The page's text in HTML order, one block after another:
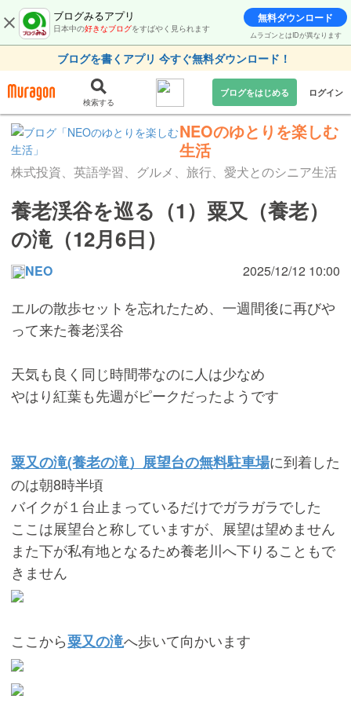
ブログみるアプリ
日本中の好きなブログをすばやく見られます
無料ダウンロード
ムラゴンとはIDが異なります
ブログを書くアプリ 今すぐ無料ダウンロード！
検索する
ブログをはじめる ログイン
NEOのゆとりを楽しむ
生活
株式投資、英語学習、グルメ、旅行、愛犬とのシニア生活
養老渓谷を巡る（1）粟又（養老）
の滝（12月6日）
NEO 2025/12/12 10:00
エルの散歩セットを忘れたため、一週間後に再びや
って来た養老渓谷
天気も良く同じ時間帯なのに人は少なめ
やはり紅葉も先週がピークだったようです
粟又の滝(養老の滝）展望台の無料駐車場に到着した
のは朝8時半頃
バイクが１台止まっているだけでガラガラでした
ここは展望台と称していますが、展望は望めません
また下が私有地となるため養老川へ下りることもで
きません
ここから粟又の滝へ歩いて向かいます